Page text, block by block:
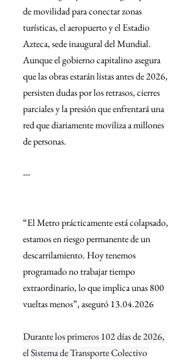
de movilidad para conectar zonas
turísticas, el aeropuerto y el Estadio
Azteca, sede inaugural del Mundial.
Aunque el gobierno capitalino asegura
que las obras estarán listas antes de 2026,
persisten dudas por los retrasos, cierres
parciales y la presión que enfrentará una
red que diariamente moviliza a millones
de personas.
---
“El Metro prácticamente está colapsado,
estamos en riesgo permanente de un
descarrilamiento. Hoy tenemos
programado no trabajar tiempo
extraordinario, lo que implica unas 800
vueltas menos”, aseguró 13.04.2026
Durante los primeros 102 días de 2026,
el Sistema de Transporte Colectivo